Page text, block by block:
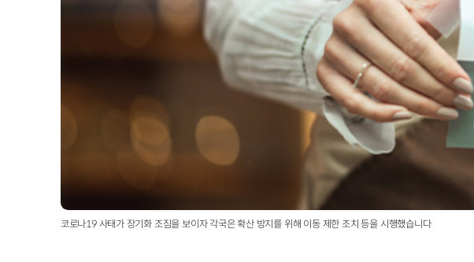
코로나19 사태가 장기화 조짐을 보이자 각국은 확산 방지를 위해 이동 제한 조치 등을 시행했습니다